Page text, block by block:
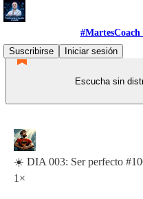
Suscribirse
Iniciar sesión
Escucha sin
☀️ DIA 003: Ser perfecto
1×